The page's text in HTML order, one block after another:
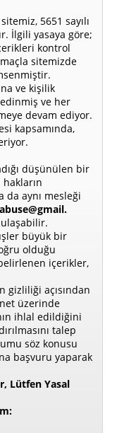
5651 sayılı
İlgili yasaya göre;
kontrol
sitemizde
ve kişilik
edinmiş ve her
devam ediyor.
kapsamında,
düşünülen bir
hakların
aynı mesleği
büyük bir
olduğu
içerikler,
gizliliği açısından
üzerinde
ihlal edildiğini
talep
söz konusu
başvuru yaparak
Lütfen Yasal